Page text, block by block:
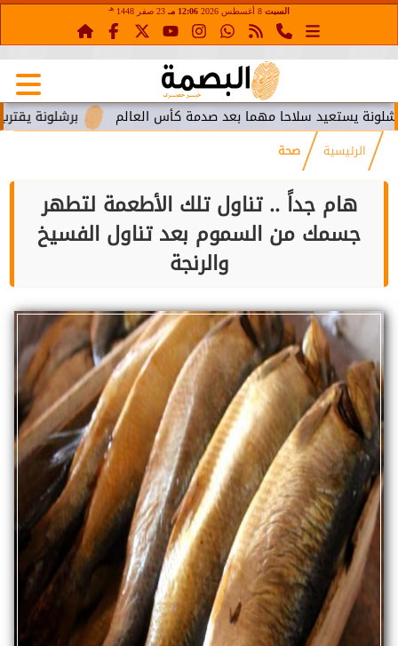
السبت 12:06 مـ 23 صفر 1448 هـ
برشلونة يقترب من سلاحا مهما بعد صدمة كأس العالم
الرئيسية صحة
هام جداً .. تناول تلك الأطعمة لتطهر
جسمك من السموم بعد تناول الفسيخ
والرنجة